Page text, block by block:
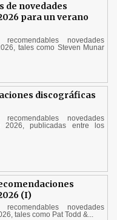
de novedades
para un verano
novedades
tales como Steven Munar
discográficas
novedades
2026, publicadas entre los
(I)
novedades
tales como Pat Todd &...